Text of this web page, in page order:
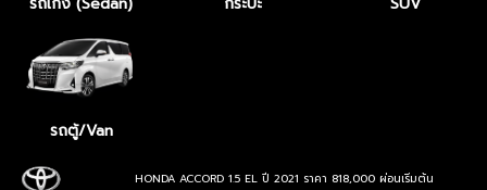
รถตู้/Van
HONDA ACCORD 1.5 EL ปี 2021 ราคา 818,000 ผ่อนเริ่มต้น